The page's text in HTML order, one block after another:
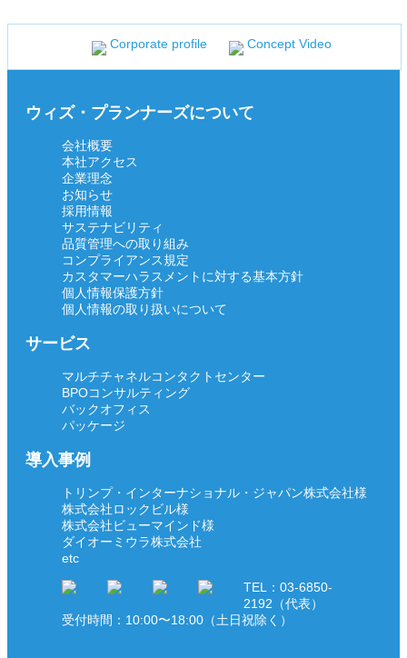
Corporate profile Concept Video
ウィズ・プランナーズについて
会社概要
本社アクセス
企業理念
お知らせ
採用情報
サステナビリティ
品質管理への取り組み
コンプライアンス規定
カスタマーハラスメントに対する基本方針
個人情報保護方針
個人情報の取り扱いについて
サービス
マルチチャネルコンタクトセンター
BPOコンサルティング
バックオフィス
パッケージ
導入事例
トリンプ・インターナショナル・ジャパン株式会社様
株式会社ロックビル様
株式会社ビューマインド様
ダイオーミウラ株式会社
etc
TEL：03-6850-
2192（代表）
受付時間：10:00〜18:00（土日祝除く）